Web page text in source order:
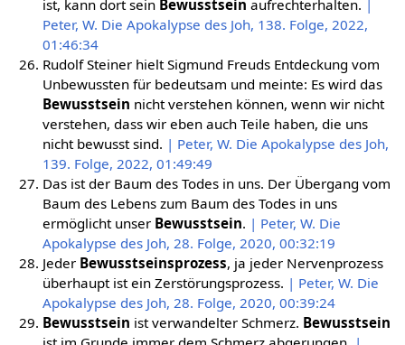
ist, kann dort sein Bewusstsein aufrechterhalten. |
Peter, W. Die Apokalypse des Joh, 138. Folge, 2022,
01:46:34
Rudolf Steiner hielt Sigmund Freuds Entdeckung vom
Unbewussten für bedeutsam und meinte: Es wird das
Bewusstsein nicht verstehen können, wenn wir nicht
verstehen, dass wir eben auch Teile haben, die uns
nicht bewusst sind. | Peter, W. Die Apokalypse des Joh,
139. Folge, 2022, 01:49:49
Das ist der Baum des Todes in uns. Der Übergang vom
Baum des Lebens zum Baum des Todes in uns
ermöglicht unser Bewusstsein. | Peter, W. Die
Apokalypse des Joh, 28. Folge, 2020, 00:32:19
Jeder Bewusstseinsprozess, ja jeder Nervenprozess
überhaupt ist ein Zerstörungsprozess. | Peter, W. Die
Apokalypse des Joh, 28. Folge, 2020, 00:39:24
Bewusstsein ist verwandelter Schmerz. Bewusstsein